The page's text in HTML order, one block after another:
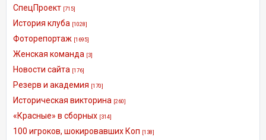
СпецПроект [715]
История клуба [1028]
Фоторепортаж [1695]
Женская команда [3]
Новости сайта [176]
Резерв и академия [170]
Историческая викторина [260]
«Красные» в сборных [314]
100 игроков, шокировавших Коп [138]